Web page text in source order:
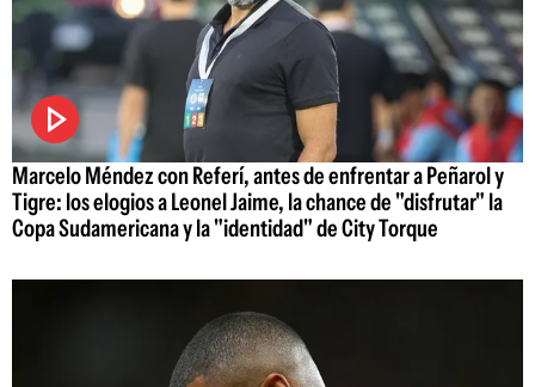
Marcelo Méndez con Referí, antes de enfrentar a Peñarol y
Tigre: los elogios a Leonel Jaime, la chance de "disfrutar" la
Copa Sudamericana y la "identidad" de City Torque